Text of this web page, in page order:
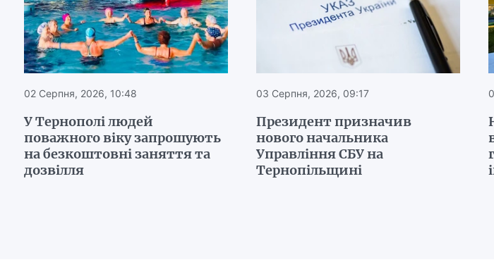
02 Серпня, 2026, 10:48
У Тернополі людей
поважного віку запрошують
на безкоштовні заняття та
дозвілля
03 Серпня, 2026, 09:17
Президент призначив
нового начальника
Управління СБУ на
Тернопільщині